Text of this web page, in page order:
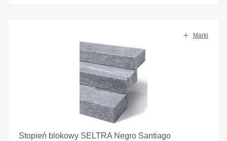
Marki
Stopień blokowy SELTRA Negro Santiago